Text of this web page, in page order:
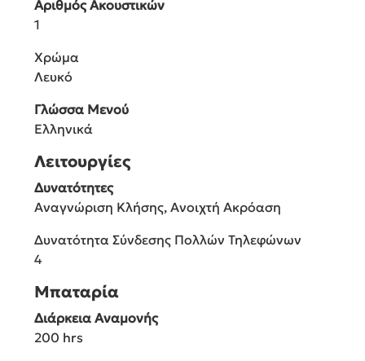
Αριθμός Ακουστικών
1
Χρώμα
Λευκό
Γλώσσα Μενού
Ελληνικά
Λειτουργίες
Δυνατότητες
Αναγνώριση Κλήσης, Ανοιχτή Ακρόαση
Δυνατότητα Σύνδεσης Πολλών Τηλεφώνων
4
Μπαταρία
Διάρκεια Αναμονής
200 hrs